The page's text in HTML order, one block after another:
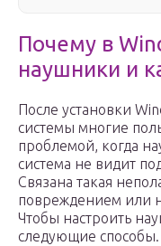
Почему в
наушники и
После установки
системы многие
проблемой, когда
система не видит
Связана такая
повреждением или
Чтобы настроить
следующие способы.